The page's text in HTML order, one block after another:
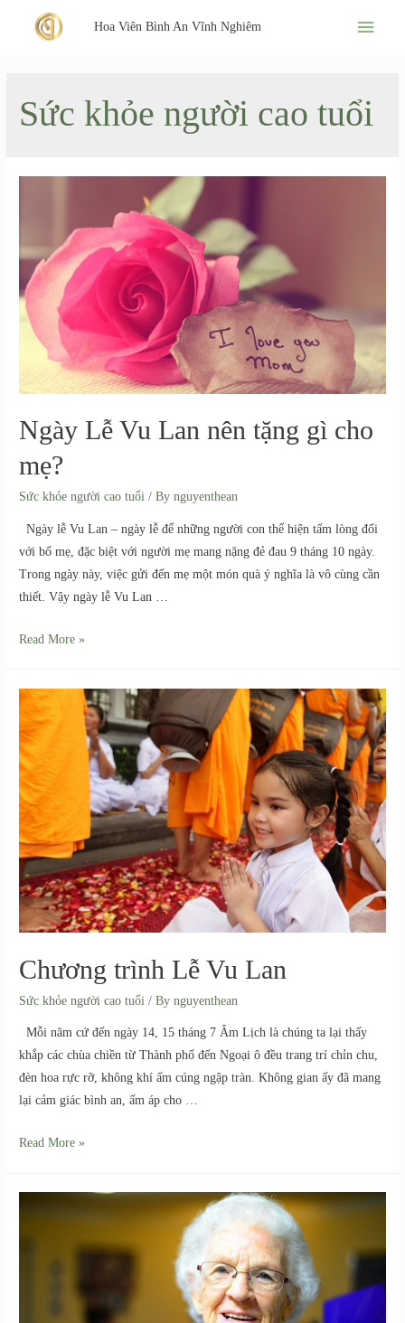
Hoa Viên Bình An Vĩnh Nghiêm
Sức khỏe người cao tuổi
Ngày Lễ Vu Lan nên tặng gì cho
mẹ?
Sức khỏe người cao tuổi / Bynguyenthean
Ngày lễ Vu Lan – ngày lễ để những người con thể hiện tấm lòng đối
với bố mẹ, đặc biệt với người mẹ mang nặng đẻ đau 9 tháng 10 ngày.
Trong ngày này, việc gửi đến mẹ một món quà ý nghĩa là vô cùng cần
thiết. Vậy ngày lễ Vu Lan …
Read More »
Chương trình Lễ Vu Lan
Sức khỏe người cao tuổi / Bynguyenthean
Mỗi năm cứ đến ngày 14, 15 tháng 7 Âm Lịch là chúng ta lại thấy
khắp các chùa chiền từ Thành phố đến Ngoại ô đều trang trí chỉn chu,
đèn hoa rực rỡ, không khí ấm cúng ngập tràn. Không gian ấy đã mang
lại cảm giác bình an, ấm áp cho …
Read More »